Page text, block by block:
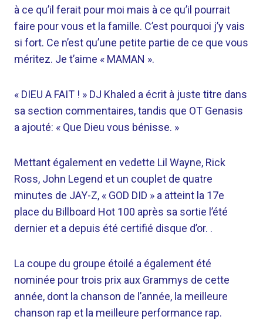
à ce qu’il ferait pour moi mais à ce qu’il pourrait
faire pour vous et la famille. C’est pourquoi j’y vais
si fort. Ce n’est qu’une petite partie de ce que vous
méritez. Je t’aime « MAMAN ».
« DIEU A FAIT ! » DJ Khaled a écrit à juste titre dans
sa section commentaires, tandis que OT Genasis
a ajouté: « Que Dieu vous bénisse. »
Mettant également en vedette Lil Wayne, Rick
Ross, John Legend et un couplet de quatre
minutes de JAY-Z, « GOD DID » a atteint la 17e
place du Billboard Hot 100 après sa sortie l’été
dernier et a depuis été certifié disque d’or. .
La coupe du groupe étoilé a également été
nominée pour trois prix aux Grammys de cette
année, dont la chanson de l’année, la meilleure
chanson rap et la meilleure performance rap.